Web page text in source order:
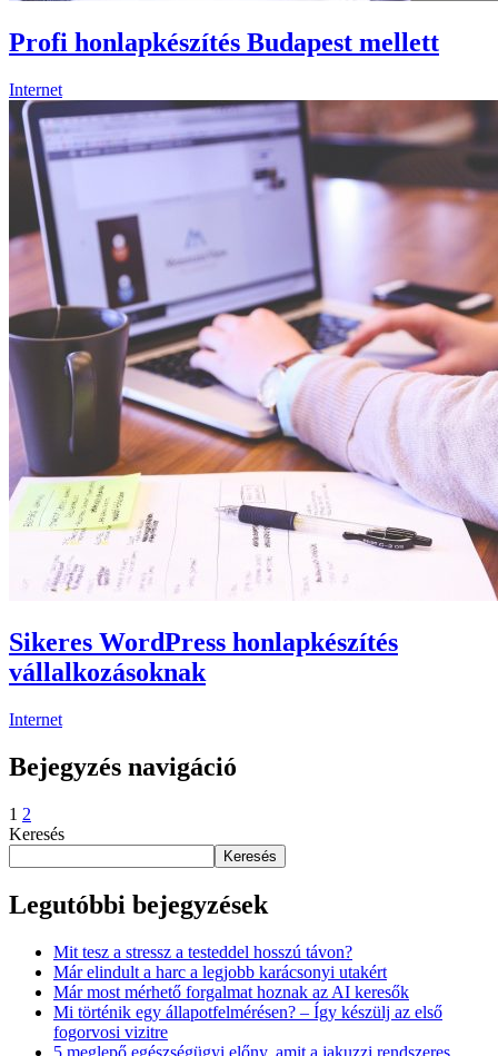
Profi honlapkészítés Budapest mellett
Internet
Sikeres WordPress honlapkészítés
vállalkozásoknak
Internet
Bejegyzés navigáció
1 2
Keresés
Keresés
Legutóbbi bejegyzések
Mit tesz a stressz a testeddel hosszú távon?
Már elindult a harc a legjobb karácsonyi utakért
Már most mérhető forgalmat hoznak az AI keresők
Mi történik egy állapotfelmérésen? – Így készülj az első
fogorvosi vizitre
5 meglepő egészségügyi előny, amit a jakuzzi rendszeres